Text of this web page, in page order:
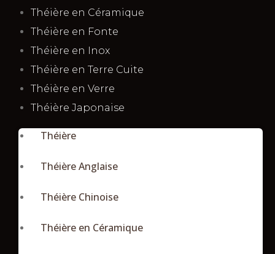
Théière en Céramique
Théière en Fonte
Théière en Inox
Théière en Terre Cuite
Théière en Verre
Théière Japonaise
Théière
Théière Anglaise
Théière Chinoise
Théière en Céramique